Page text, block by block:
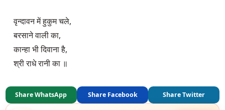
​वृन्दावन में हुकुम चले,
बरसाने वाली का,
कान्हा भी दिवाना है,
श्री राधे रानी का ॥
Share WhatsApp Share Facebook Share Twitter